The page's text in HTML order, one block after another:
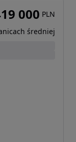
000 PLN
średniej